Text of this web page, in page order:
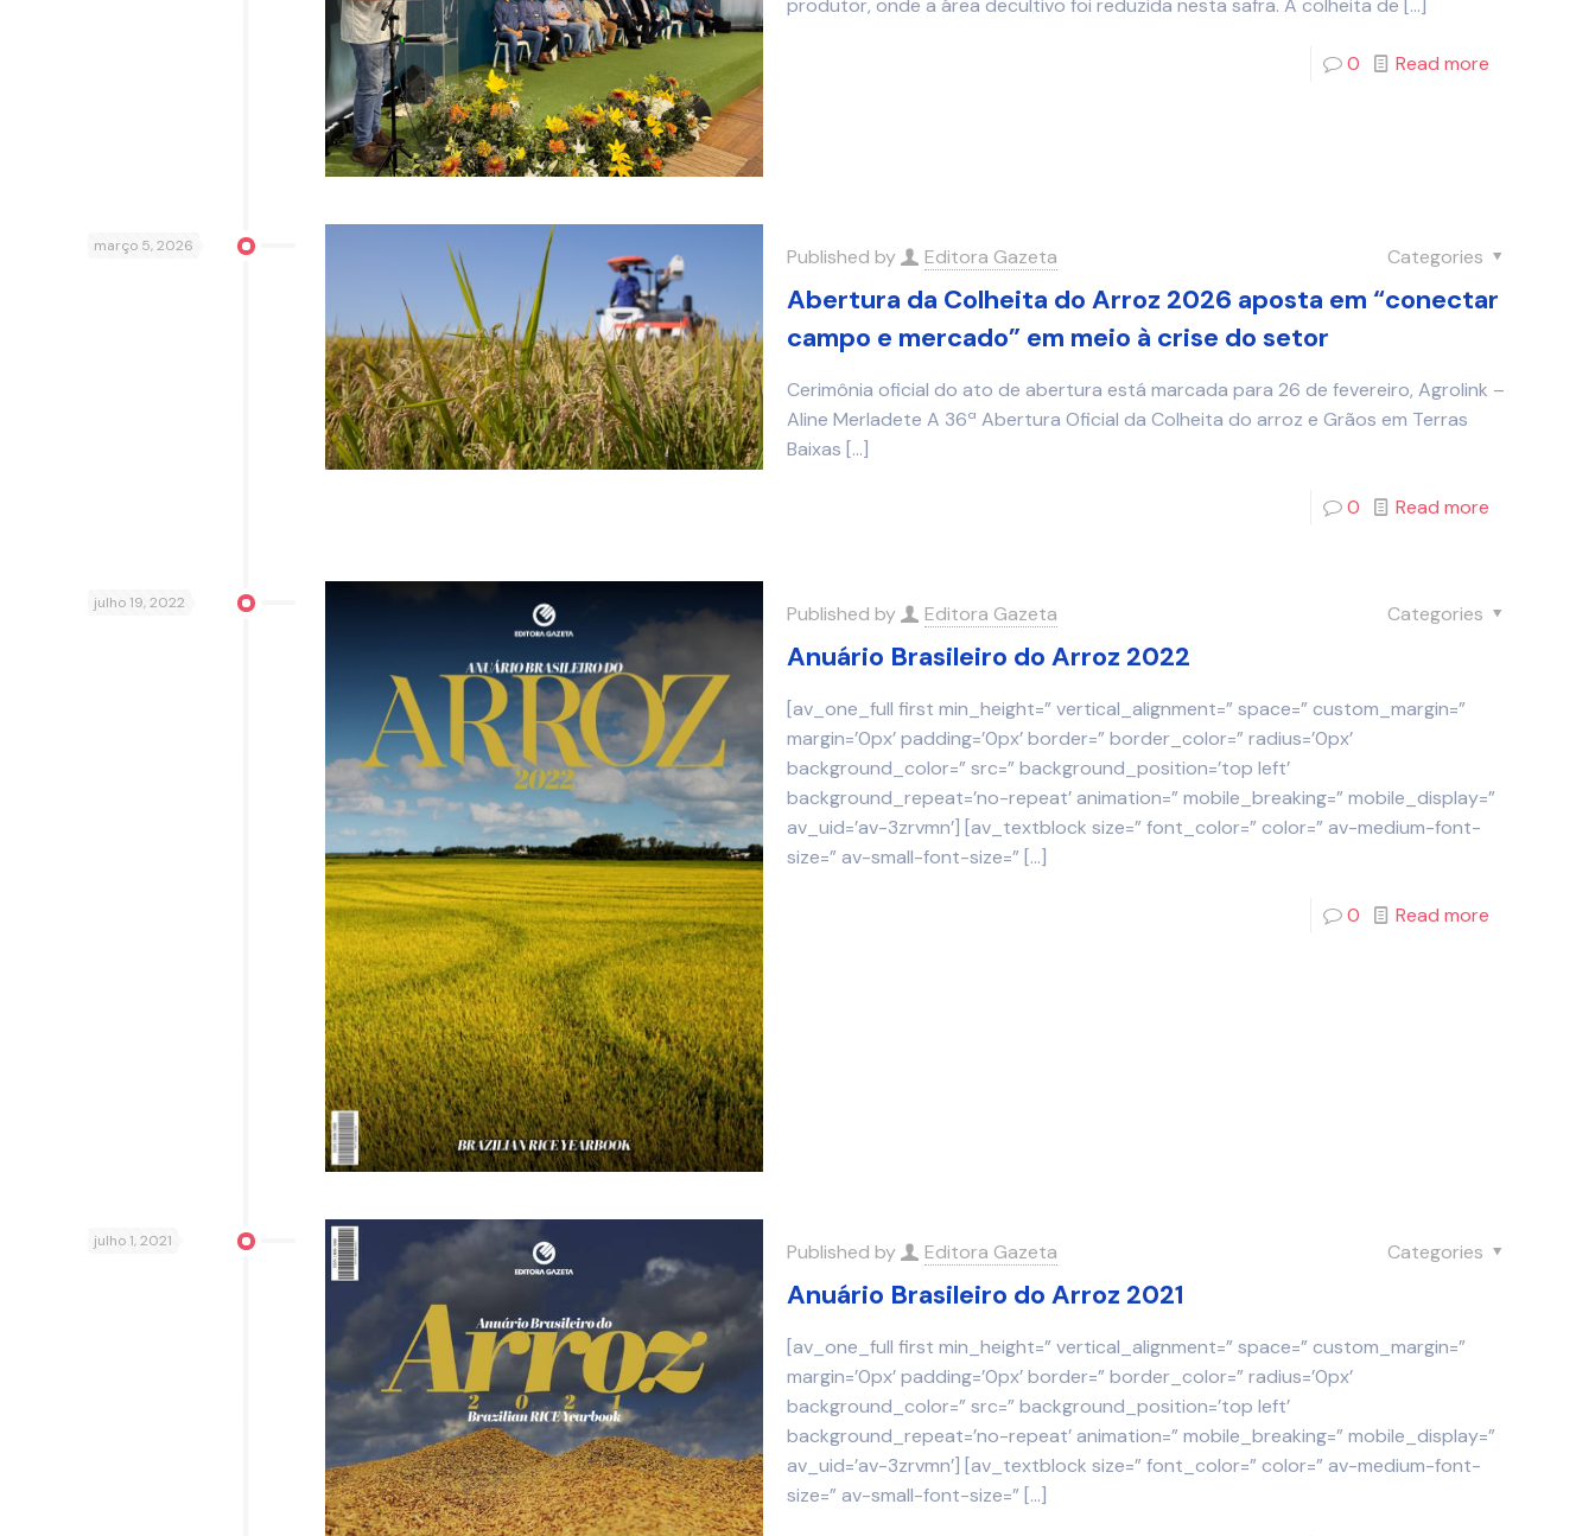
produtor, onde a área decultivo foi reduzida nesta safra. A colheita de […]
0 Read more
março 5, 2026 Published by Editora Gazeta Categories
Abertura da Colheita do Arroz 2026 aposta em “conectar
campo e mercado” em meio à crise do setor
Cerimônia oficial do ato de abertura está marcada para 26 de fevereiro, Agrolink –
Aline Merladete A 36ª Abertura Oficial da Colheita do arroz e Grãos em Terras
Baixas […]
0 Read more
julho 19, 2022 Published by Editora Gazeta Categories
Anuário Brasileiro do Arroz 2022
[av_one_full first min_height=” vertical_alignment=” space=” custom_margin=”
margin=’0px’ padding=’0px’ border=” border_color=” radius=’0px’
background_color=” src=” background_position=’top left’
background_repeat=’no-repeat’ animation=” mobile_breaking=” mobile_display=”
av_uid=’av-3zrvmn’] [av_textblock size=” font_color=” color=” av-medium-font-
size=” av-small-font-size=”[…]
0 Read more
julho 1, 2021 Published by Editora Gazeta Categories
Anuário Brasileiro do Arroz 2021
[av_one_full first min_height=” vertical_alignment=” space=” custom_margin=”
margin=’0px’ padding=’0px’ border=” border_color=” radius=’0px’
background_color=” src=” background_position=’top left’
background_repeat=’no-repeat’ animation=” mobile_breaking=” mobile_display=”
av_uid=’av-3zrvmn’] [av_textblock size=” font_color=” color=” av-medium-font-
size=” av-small-font-size=”[…]